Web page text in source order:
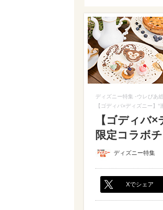
ディズニー特集 -ウレぴあ
【ゴディバ×ディズニー】
【ゴディバ
限定コラボ
ディズニー特集
Xでシェア